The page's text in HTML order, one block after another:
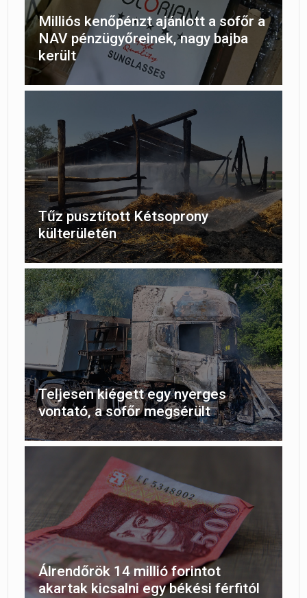
Milliós kenőpénzt ajánlott a sofőr a
NAV pénzügyőreinek, nagy bajba
került
Tűz pusztított Kétsoprony
külterületén
Teljesen kiégett egy nyerges
vontató, a sofőr megsérült
Álrendőrök 14 millió forintot
akartak kicsalni egy békési férfitól